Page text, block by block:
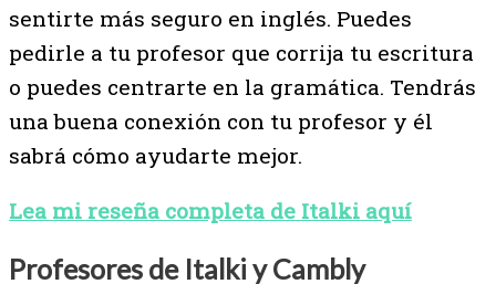
sentirte más seguro en inglés. Puedes
pedirle a tu profesor que corrija tu escritura
o puedes centrarte en la gramática. Tendrás
una buena conexión con tu profesor y él
sabrá cómo ayudarte mejor.
Lea mi reseña completa de Italki aquí
Profesores de Italki y Cambly